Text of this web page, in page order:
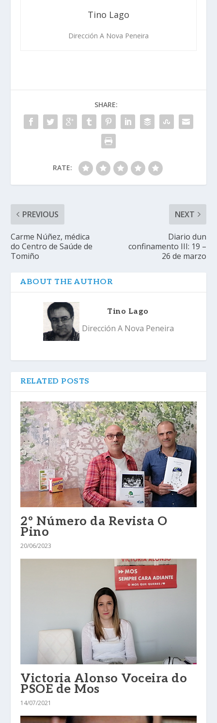
Tino Lago
Dirección A Nova Peneira
SHARE:
RATE:
PREVIOUS
Carme Núñez, médica
do Centro de Saúde de
Tomiño
NEXT
Diario dun
confinamento III: 19 –
26 de marzo
ABOUT THE AUTHOR
Tino Lago
Dirección A Nova Peneira
RELATED POSTS
2º Número da Revista O
Pino
20/06/2023
Victoria Alonso Voceira do
PSOE de Mos
14/07/2021